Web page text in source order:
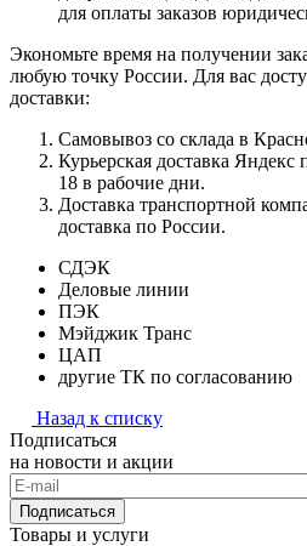
для оплаты заказов
Экономьте время на получении
любую точку России. Для вас
доставки:
Самовывоз со склада в
Курьерская доставка Яндекс
18 в рабочие дни.
Доставка транспортной
доставка по России.
СДЭК
Деловые линии
ПЭК
Мэйджик Транс
ЦАП
другие ТК по согласованию
Назад к списку
Подписаться
на новости и акции
Подписаться
Товары и услуги